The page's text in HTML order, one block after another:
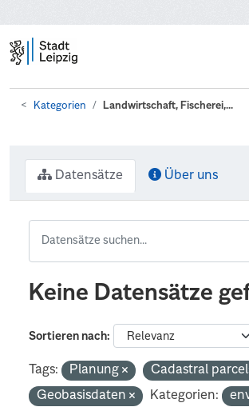
Kategorien Landwirtschaft, Fischerei,...
Datensätze Über uns
Keine Datensätze
Sortieren nach
Tags: Planung
Cadastral
Geobasisdaten
Kategorien: